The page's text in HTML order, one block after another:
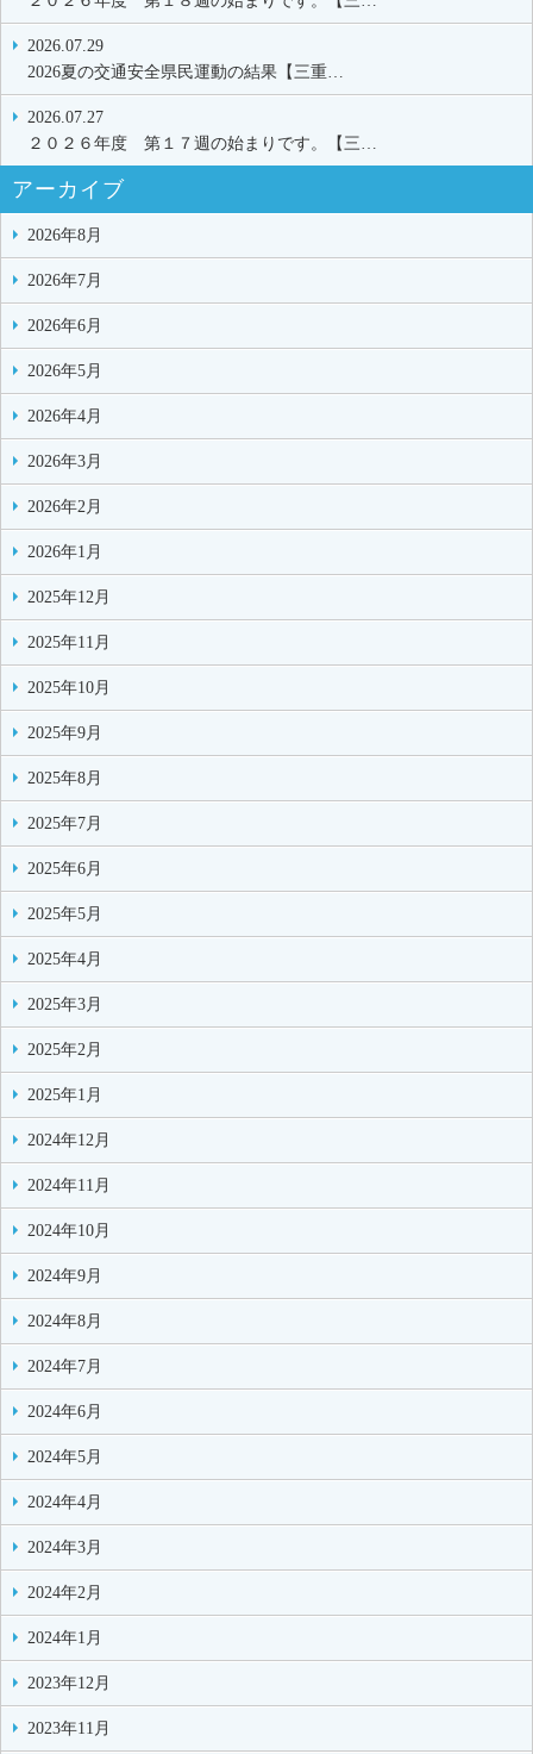
2026.07.29
2026夏の交通安全県民運動の結果【三重…
2026.07.27
２０２６年度 第１７週の始まりです。【三…
アーカイブ
2026年8月
2026年7月
2026年6月
2026年5月
2026年4月
2026年3月
2026年2月
2026年1月
2025年12月
2025年11月
2025年10月
2025年9月
2025年8月
2025年7月
2025年6月
2025年5月
2025年4月
2025年3月
2025年2月
2025年1月
2024年12月
2024年11月
2024年10月
2024年9月
2024年8月
2024年7月
2024年6月
2024年5月
2024年4月
2024年3月
2024年2月
2024年1月
2023年12月
2023年11月